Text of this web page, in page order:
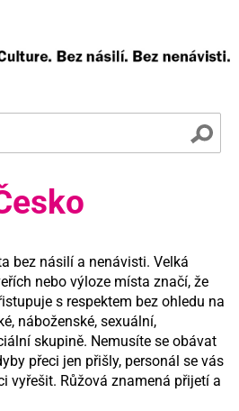
bez násilí a nenávisti. Velká
nebo výloze místa značí, že
s respektem bez ohledu na
náboženské, sexuální,
skupině. Nemusíte se obávat
přeci jen přišly, personál se vás
vyřešit. Růžová znamená přijetí a